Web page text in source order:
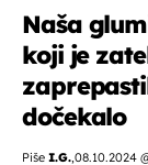
Naša
koji je
dočekalo
Piše I.G.,08.10.2024